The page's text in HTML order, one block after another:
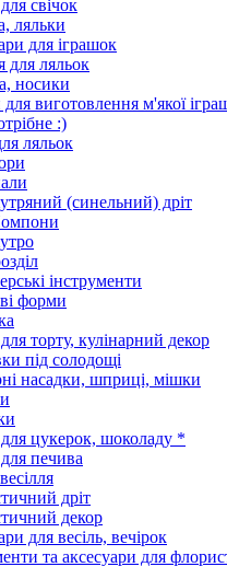
свічок
ляльки
для іграшок
для ляльок
носики
виготовлення м'якої
:)
ляльок
(синельний) дріт
інструменти
форми
торту, кулінарний декор
під солодощі
насадки, шприці, мішки
цукерок, шоколаду *
печива
дріт
декор
для весіль, вечірок
та аксесуари для